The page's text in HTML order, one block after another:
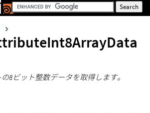
8ビット整数データを取得します。